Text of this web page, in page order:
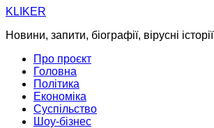
Skip
content
KLIKER
Новини, запити, біографії, вірусні історії
Про проєкт
Головна
Політика
Економіка
Суспільство
Шоу-бізнес